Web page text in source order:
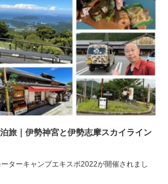
旅｜伊勢神宮と伊勢志摩スカイライン
ターキャンプエキスポ2022が開催されまし